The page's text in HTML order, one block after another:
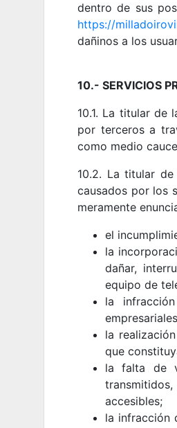
dentro de sus
https://
dañinos a los
10.- SERVICIOS
10.1. La titular de
por terceros a
como medio
10.2. La titular
causados por los
meramente
el
la
dañar,
equipo de
la
la
que
la falta de
accesibles;
la infracción